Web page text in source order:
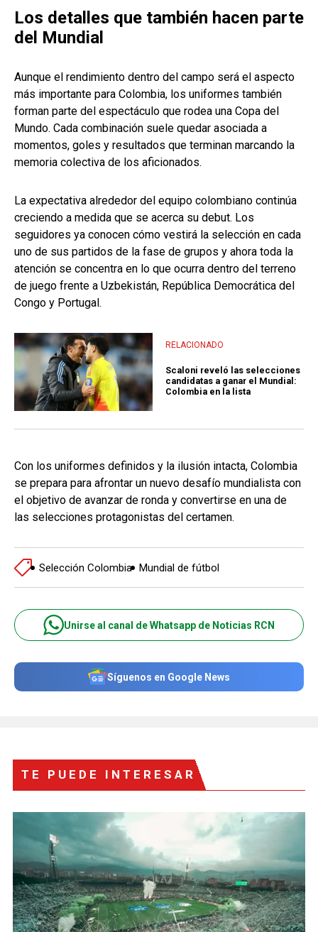
Los detalles que también hacen parte
del Mundial
Aunque el rendimiento dentro del campo será el aspecto
más importante para Colombia, los uniformes también
forman parte del espectáculo que rodea una Copa del
Mundo. Cada combinación suele quedar asociada a
momentos, goles y resultados que terminan marcando la
memoria colectiva de los aficionados.
La expectativa alrededor del equipo colombiano continúa
creciendo a medida que se acerca su debut. Los
seguidores ya conocen cómo vestirá la selección en cada
uno de sus partidos de la fase de grupos y ahora toda la
atención se concentra en lo que ocurra dentro del terreno
de juego frente a Uzbekistán, República Democrática del
Congo y Portugal.
RELACIONADO
Scaloni reveló las selecciones
candidatas a ganar el Mundial:
Colombia en la lista
Con los uniformes definidos y la ilusión intacta, Colombia
se prepara para afrontar un nuevo desafío mundialista con
el objetivo de avanzar de ronda y convertirse en una de
las selecciones protagonistas del certamen.
Selección Colombia Mundial de fútbol
Unirse al canal de Whatsapp de Noticias RCN
Síguenos en Google News
TE PUEDE INTERESAR